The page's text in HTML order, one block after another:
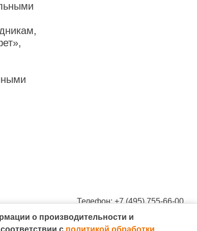
Телефон: +7 (495) 755-66-00
Адрес: 115054, Москва, ул. Валовая, д. 26
Разработано в
о производительности и
с политикой обработки